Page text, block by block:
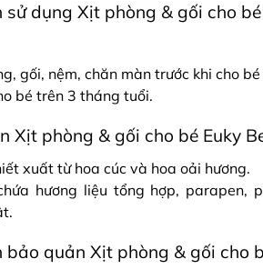
dụng Xịt phòng & gối cho
gối, nệm, chăn màn trước khi cho
bé trên 3 tháng tuổi.
Xịt phòng & gối cho bé Euky
xuất từ hoa cúc và hoa oải hương.
hương liệu tổng hợp, parapen,
quản Xịt phòng & gối cho